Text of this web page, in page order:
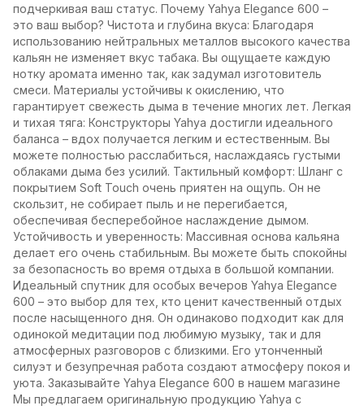
подчеркивая ваш статус. Почему Yahya Elegance 600 –
это ваш выбор? Чистота и глубина вкуса: Благодаря
использованию нейтральных металлов высокого качества
кальян не изменяет вкус табака. Вы ощущаете каждую
нотку аромата именно так, как задумал изготовитель
смеси. Материалы устойчивы к окислению, что
гарантирует свежесть дыма в течение многих лет. Легкая
и тихая тяга: Конструкторы Yahya достигли идеального
баланса – вдох получается легким и естественным. Вы
можете полностью расслабиться, наслаждаясь густыми
облаками дыма без усилий. Тактильный комфорт: Шланг с
покрытием Soft Touch очень приятен на ощупь. Он не
скользит, не собирает пыль и не перегибается,
обеспечивая бесперебойное наслаждение дымом.
Устойчивость и уверенность: Массивная основа кальяна
делает его очень стабильным. Вы можете быть спокойны
за безопасность во время отдыха в большой компании.
Идеальный спутник для особых вечеров Yahya Elegance
600 – это выбор для тех, кто ценит качественный отдых
после насыщенного дня. Он одинаково подходит как для
одинокой медитации под любимую музыку, так и для
атмосферных разговоров с близкими. Его утонченный
силуэт и безупречная работа создают атмосферу покоя и
уюта. Заказывайте Yahya Elegance 600 в нашем магазине
Мы предлагаем оригинальную продукцию Yahya с